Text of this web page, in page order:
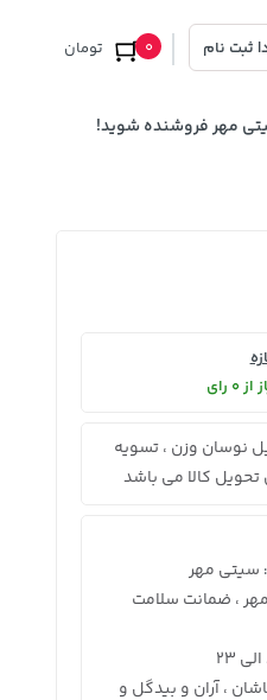
| ثبت نام تومان 0
مهر فروشنده شوید!
نوسان وزن ، تسویه
کالا می باشد
: سیتی مهر
، ضمانت سلامت
، آران و بیدگل و